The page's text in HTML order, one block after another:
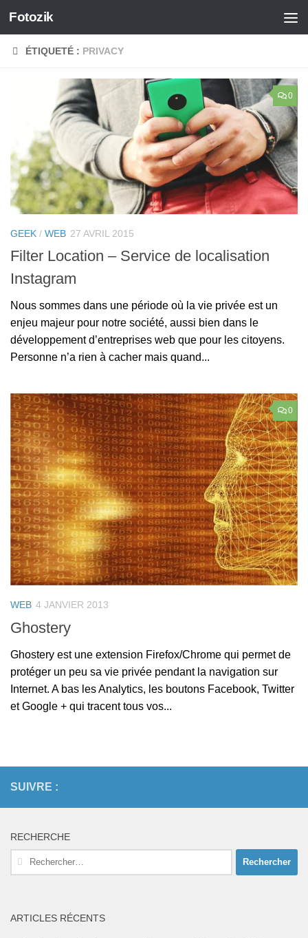
Skip to content
Fotozik
ÉTIQUETÉ : PRIVACY
0
GEEK / WEB 27 AVRIL 2015
Filter Location – Service de localisation
Instagram
Nous sommes dans une période où la vie privée est un
enjeu majeur pour notre société, aussi bien dans le
développement d’entreprises web que pour les citoyens.
Personne n’a rien à cacher mais quand...
0
WEB 4 JANVIER 2013
Ghostery
Ghostery est une extension Firefox/Chrome qui permet de
protéger un peu sa vie privée pendant la navigation sur
Internet. A bas les Analytics, les boutons Facebook, Twitter
et Google + qui tracent tous vos...
SUIVRE :
RECHERCHE
Rechercher :
ARTICLES RÉCENTS